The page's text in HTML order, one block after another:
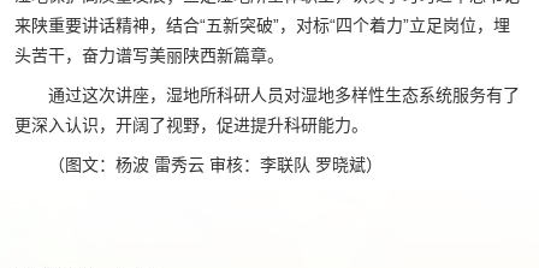
来陕重要讲话精神，结合“五新突破”，对标“四个着力”立足岗位，埋
头苦干，奋力谱写美丽陕西新篇章。
通过这次讲座，湿地所科研人员对湿地多样性生态系统服务有了
更深入认识，开阔了视野，促进提升科研能力。
（图文：杨波 雷秀云 审核：李联队 罗晓斌）